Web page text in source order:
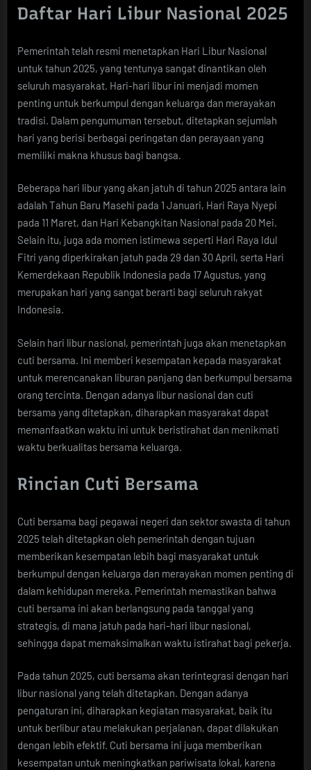
Daftar Hari Libur Nasional 2025
Pemerintah telah resmi menetapkan Hari Libur Nasional
untuk tahun 2025, yang tentunya sangat dinantikan oleh
seluruh masyarakat. Hari-hari libur ini menjadi momen
penting untuk berkumpul dengan keluarga dan merayakan
tradisi. Dalam pengumuman tersebut, ditetapkan sejumlah
hari yang berisi berbagai peringatan dan perayaan yang
memiliki makna khusus bagi bangsa.
Beberapa hari libur yang akan jatuh di tahun 2025 antara lain
adalah Tahun Baru Masehi pada 1 Januari, Hari Raya Nyepi
pada 11 Maret, dan Hari Kebangkitan Nasional pada 20 Mei.
Selain itu, juga ada momen istimewa seperti Hari Raya Idul
Fitri yang diperkirakan jatuh pada 29 dan 30 April, serta Hari
Kemerdekaan Republik Indonesia pada 17 Agustus, yang
merupakan hari yang sangat berarti bagi seluruh rakyat
Indonesia.
Selain hari libur nasional, pemerintah juga akan menetapkan
cuti bersama. Ini memberi kesempatan kepada masyarakat
untuk merencanakan liburan panjang dan berkumpul bersama
orang tercinta. Dengan adanya libur nasional dan cuti
bersama yang ditetapkan, diharapkan masyarakat dapat
memanfaatkan waktu ini untuk beristirahat dan menikmati
waktu berkualitas bersama keluarga.
Rincian Cuti Bersama
Cuti bersama bagi pegawai negeri dan sektor swasta di tahun
2025 telah ditetapkan oleh pemerintah dengan tujuan
memberikan kesempatan lebih bagi masyarakat untuk
berkumpul dengan keluarga dan merayakan momen penting di
dalam kehidupan mereka. Pemerintah memastikan bahwa
cuti bersama ini akan berlangsung pada tanggal yang
strategis, di mana jatuh pada hari-hari libur nasional,
sehingga dapat memaksimalkan waktu istirahat bagi pekerja.
Pada tahun 2025, cuti bersama akan terintegrasi dengan hari
libur nasional yang telah ditetapkan. Dengan adanya
pengaturan ini, diharapkan kegiatan masyarakat, baik itu
untuk berlibur atau melakukan perjalanan, dapat dilakukan
dengan lebih efektif. Cuti bersama ini juga memberikan
kesempatan untuk meningkatkan pariwisata lokal, karena